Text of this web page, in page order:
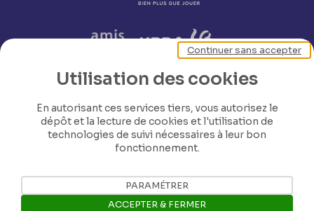
Nos coordonnées
Tél: +32 81 77 67 55
E-mail: info@museerops.be
Utilisation des cookies
En autorisant ces services tiers, vous autorisez le
dépôt et la lecture de cookies et l'utilisation de
technologies de suivi nécessaires à leur bon
fonctionnement.
Continuer sans accepter
PARAMÉTRER
ACCEPTER & FERMER